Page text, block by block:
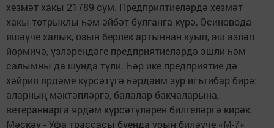
хезмәт хакы 21789 сум. Предприятиеләрдә хезмәт
хакы тотрыклы һәм әйбәт булганга күрә, Осиновода
яшәүче халык, озын берлек артыннан куып, эш эзләп
йөрмичә, үзләрендәге предприятиеләрдә эшли һәм
салымны да шунда түли. Һәр ике предприятие дә
хәйрия ярдәме күрсәтүгә һәрдаим зур игътибар бирә:
аларның мәктәпләргә, балалар бакчаларына,
ветераннарга ярдәм күрсәтүләрен билгеләргә кирәк.
Мәскәү - Уфа трассасы буенда урын биләүче «М-7»